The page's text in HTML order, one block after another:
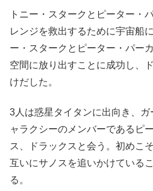
トニー・スタークとピーター・
レンジを救出するために宇宙船
ー・スタークとピーター・パー
空間に放り出すことに成功し、
けだした。
3人は惑星タイタンに出向き、
ャラクシーのメンバーであるピ
ス、ドラックスと会う。初めこ
互いにサノスを追いかけている
る。